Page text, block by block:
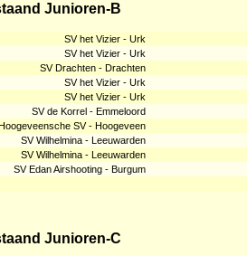
Junioren-B
SV het Vizier - Urk
SV het Vizier - Urk
SV Drachten - Drachten
SV het Vizier - Urk
SV het Vizier - Urk
SV de Korrel - Emmeloord
SV - Hoogeveen
SV Wilhelmina - Leeuwarden
SV Wilhelmina - Leeuwarden
SV Edan Airshooting - Burgum
Junioren-C